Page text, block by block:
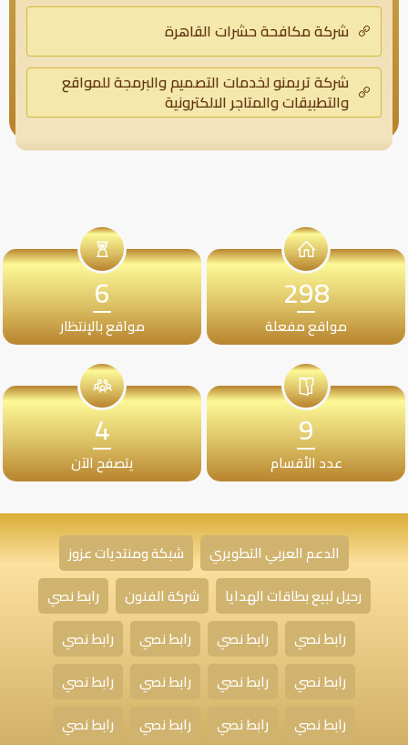
شركة مكافحة حشرات القاهرة
شركة تريمنو لخدمات التصميم والبرمجة للمواقع
والتطبيقات والمتاجر الالكترونية
298
مواقع مفعلة
6
مواقع بالإنتظار
9
عدد الأقسام
4
يتصفح الآن
الدعم العربي التطويري
شبكة ومنتديات عزوز
رحيل لبيع بطاقات الهدايا
شركة الفنون
رابط نصي
رابط نصي
رابط نصي رابط نصي
رابط نصي
رابط نصي
رابط نصي رابط نصي
رابط نصي
رابط نصي
رابط نصي رابط نصي رابط نصي